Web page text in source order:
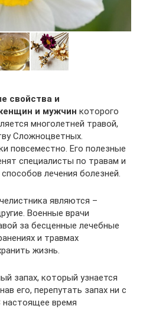
свойства и
и мужчин которого
многолетней травой,
Сложноцветных.
повсеместно. Его полезные
специалисты по травам и
лечения болезней.
являются –
Военные врачи
за бесценные лечебные
и травмах
жизнь.
запах, который узнается
его, перепутать запах ни с
время